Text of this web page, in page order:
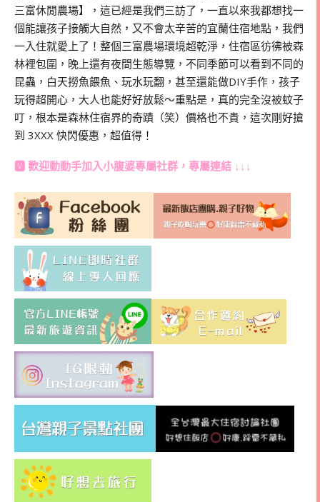
三富休閒農場】，這已經是我們三訪了，一直以來我都想找一
個能讓孩子接觸大自然，又不會太辛苦的宜蘭住宿地點，我們
一入住就愛上了！整個三富農場環境超乾淨，住宿區彷彿被森
林裡包圍，晚上還有夜間生態導覽，不同季節可以看到不同的
昆蟲，白天撈魚餵魚、玩水玩翻，甚至還能做DIY手作，孩子
玩得超開心，大人也能好好放鬆～重點是，真的完全沒被蚊子
叮，根本是森林住宿界的奇蹟（笑）價格也不貴，這次剛好搶
到 3XXX 快閃優惠，超值得！
🆅 歡迎動動手加入小腹婆專屬社群 ，專屬連結 ↓↓↓